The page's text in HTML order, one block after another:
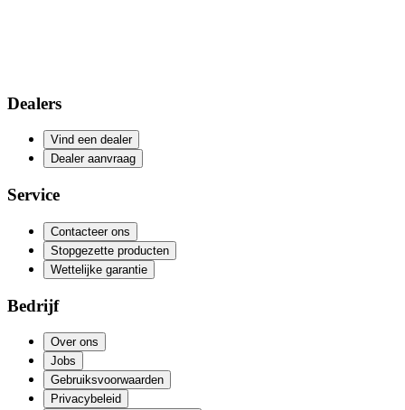
Dealers
Vind een dealer
Dealer aanvraag
Service
Contacteer ons
Stopgezette producten
Wettelijke garantie
Bedrijf
Over ons
Jobs
Gebruiksvoorwaarden
Privacybeleid